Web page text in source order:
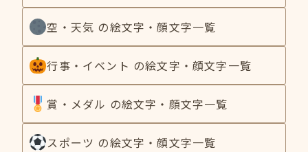
空・天気 の絵文字・顔文字一覧
行事・イベント の絵文字・顔文字一覧
賞・メダル の絵文字・顔文字一覧
スポーツ の絵文字・顔文字一覧